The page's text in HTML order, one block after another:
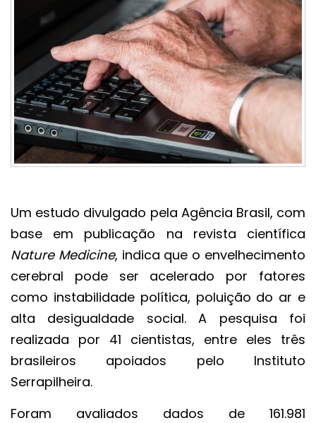
Um estudo divulgado pela Agência Brasil, com
base em publicação na revista científica
Nature Medicine, indica que o envelhecimento
cerebral pode ser acelerado por fatores
como instabilidade política, poluição do ar e
alta desigualdade social. A pesquisa foi
realizada por 41 cientistas, entre eles três
brasileiros apoiados pelo Instituto
Serrapilheira.
Foram avaliados dados de 161.981